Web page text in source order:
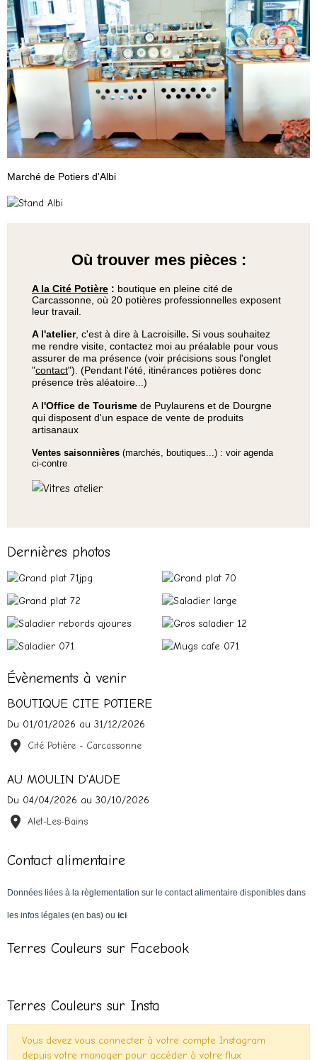
Marché de Potiers d'Albi
Où trouver mes pièces :
A la Cité Potière : boutique en pleine cité de
Carcassonne, où 20 potières professionnelles exposent
leur travail.
A l'atelier, c'est à dire à Lacroisille. Si vous souhaitez
me rendre visite, contactez moi au préalable pour vous
assurer de ma présence (voir précisions sous l'onglet
"contact"). (Pendant l'été, itinérances potières donc
présence très aléatoire...)
A l'Office de Tourisme de Puylaurens et de Dourgne
qui disposent d'un espace de vente de produits
artisanaux
Ventes saisonnières (marchés, boutiques...) : voir agenda
ci-contre
Dernières photos
Évènements à venir
BOUTIQUE CITE POTIERE
Du 01/01/2026 au 31/12/2026
Cité Potière - Carcassonne
AU MOULIN D'AUDE
Du 04/04/2026 au 30/10/2026
Alet-Les-Bains
Contact alimentaire
Données liées à la règlementation sur le contact alimentaire disponibles dans
les infos légales (en bas) ou ici
Terres Couleurs sur Facebook
Terres Couleurs sur Insta
Vous devez vous connecter à votre compte Instagram
depuis votre manager pour accéder à votre flux